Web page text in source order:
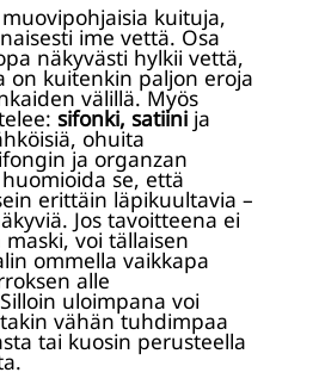
kuituja,
ime vettä. Osa
näkyvästi hylkii vettä,
on kuitenkin paljon eroja
välillä. Myös
sifonki, satiini ja
ohuita
ja organzan
se, että
erittäin läpikuultavia –
Jos tavoitteena ei
voi tällaisen
ommella vaikkapa
alle
uloimpana voi
vähän tuhdimpaa
tai kuosin perusteella